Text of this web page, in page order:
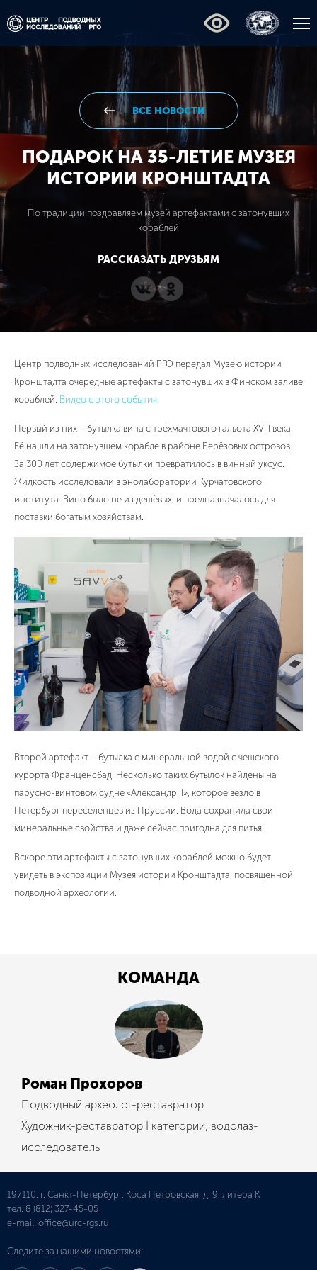
ВСЕ НОВОСТИ
ПОДАРОК НА 35-ЛЕТИЕ МУЗЕЯ
ИСТОРИИ КРОНШТАДТА
По традиции поздравляем музей артефактами с затонувших
кораблей
РАССКАЗАТЬ ДРУЗЬЯМ
Центр подводных исследований РГО передал Музею истории
Кронштадта очередные артефакты с затонувших в Финском заливе
кораблей. Видео с этого события
Первый из них – бутылка вина с трёхмачтового гальота XVIII века.
Её нашли на затонувшем корабле в районе Берёзовых островов.
За 300 лет содержимое бутылки превратилось в винный уксус.
Жидкость исследовали в энолаборатории Курчатовского
института. Вино было не из дешёвых, и предназначалось для
поставки богатым хозяйствам.
Второй артефакт – бутылка с минеральной водой с чешского
курорта Франценсбад. Несколько таких бутылок найдены на
парусно-винтовом судне «Александр II», которое везло в
Петербург переселенцев из Пруссии. Вода сохранила свои
минеральные свойства и даже сейчас пригодна для питья.
Вскоре эти артефакты с затонувших кораблей можно будет
увидеть в экспозиции Музея истории Кронштадта, посвященной
подводной археологии.
КОМАНДА
Роман Прохоров
Подводный археолог-реставратор
Художник-реставратор I категории, водолаз-
исследователь
197110, г. Санкт-Петербург, Коса Петровская, д. 9, литера К
тел. 8 (812) 327-45-05
e-mail: office@urc-rgs.ru
Следите за нашими новостями: